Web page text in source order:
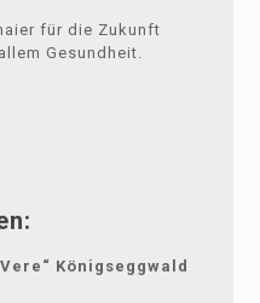
für die Zukunft
Gesundheit.
Königseggwald